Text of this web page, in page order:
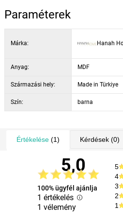
szín: természetes fa, fekete
felhasználás:
Paraméterek
Márka: Hanah
Anyag: MDF
Származási hely: Made in Türkiye
Szín: barna
Értékelése(1) Kérdések(0)
5,0
100% ügyfél ajánlja
1 értékelés
1 vélemény
5
4
3
2
1